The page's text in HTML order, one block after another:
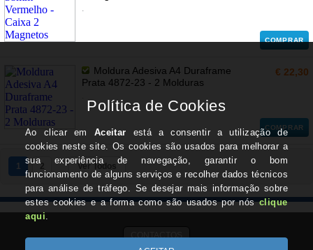
.
COMPRAR
Moldura Adesiva A4 Duraframe
Prata 4872-23 - 2 Molduras
€ 22,30
COMPRAR
1 2 Ver Todos
CONTACTOS